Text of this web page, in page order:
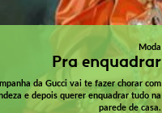
Moda
Pra enquadrar
da Gucci vai te fazer chorar com
e depois querer enquadrar tudo na
parede de casa.